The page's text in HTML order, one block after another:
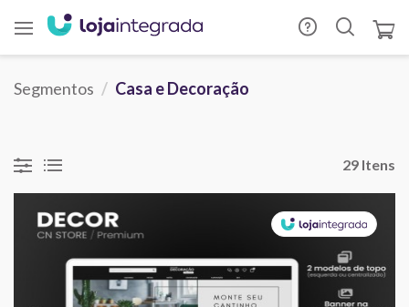
Segmentos Casa e Decoração
29 Itens